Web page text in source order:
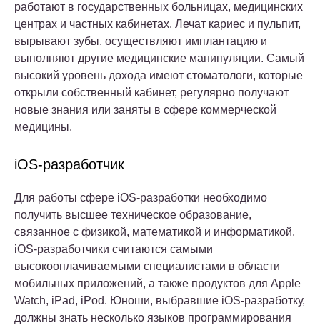
работают в государственных больницах, медицинских
центрах и частных кабинетах. Лечат кариес и пульпит,
вырывают зубы, осуществляют имплантацию и
выполняют другие медицинские манипуляции. Самый
высокий уровень дохода имеют стоматологи, которые
открыли собственный кабинет, регулярно получают
новые знания или заняты в сфере коммерческой
медицины.
iOS-разработчик
Для работы сфере iOS-разработки необходимо
получить высшее техническое образование,
связанное с физикой, математикой и информатикой.
iOS-разработчики считаются самыми
высокооплачиваемыми специалистами в области
мобильных приложений, а также продуктов для Apple
Watch, iPad, iPod. Юноши, выбравшие iOS-разработку,
должны знать несколько языков программирования